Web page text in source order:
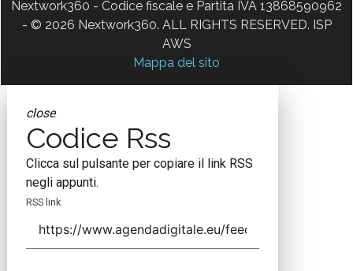
Nextwork360 - Codice fiscale e Partita IVA 13868590962
- © 2026 Nextwork360. ALL RIGHTS RESERVED. ISP
AWS
Mappa del sito
close
Codice Rss
Clicca sul pulsante per copiare il link RSS
negli appunti.
RSS link